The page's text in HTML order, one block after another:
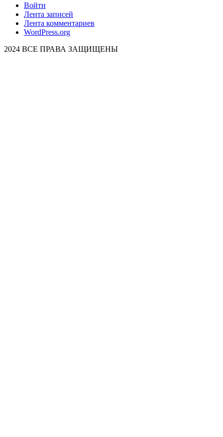
Войти
Лента записей
Лента комментариев
WordPress.org
2024 ВСЕ ПРАВА ЗАЩИЩЕНЫ